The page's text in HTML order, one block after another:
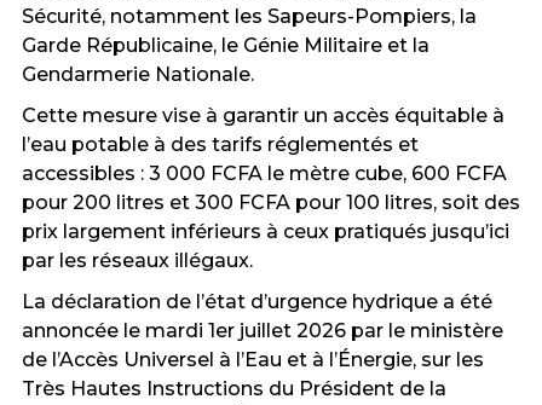
Sécurité, notamment les Sapeurs-Pompiers, la
Garde Républicaine, le Génie Militaire et la
Gendarmerie Nationale.
Cette mesure vise à garantir un accès équitable à
l’eau potable à des tarifs réglementés et
accessibles : 3 000 FCFA le mètre cube, 600 FCFA
pour 200 litres et 300 FCFA pour 100 litres, soit des
prix largement inférieurs à ceux pratiqués jusqu’ici
par les réseaux illégaux.
La déclaration de l’état d’urgence hydrique a été
annoncée le mardi 1er juillet 2026 par le ministère
de l’Accès Universel à l’Eau et à l’Énergie, sur les
Très Hautes Instructions du Président de la